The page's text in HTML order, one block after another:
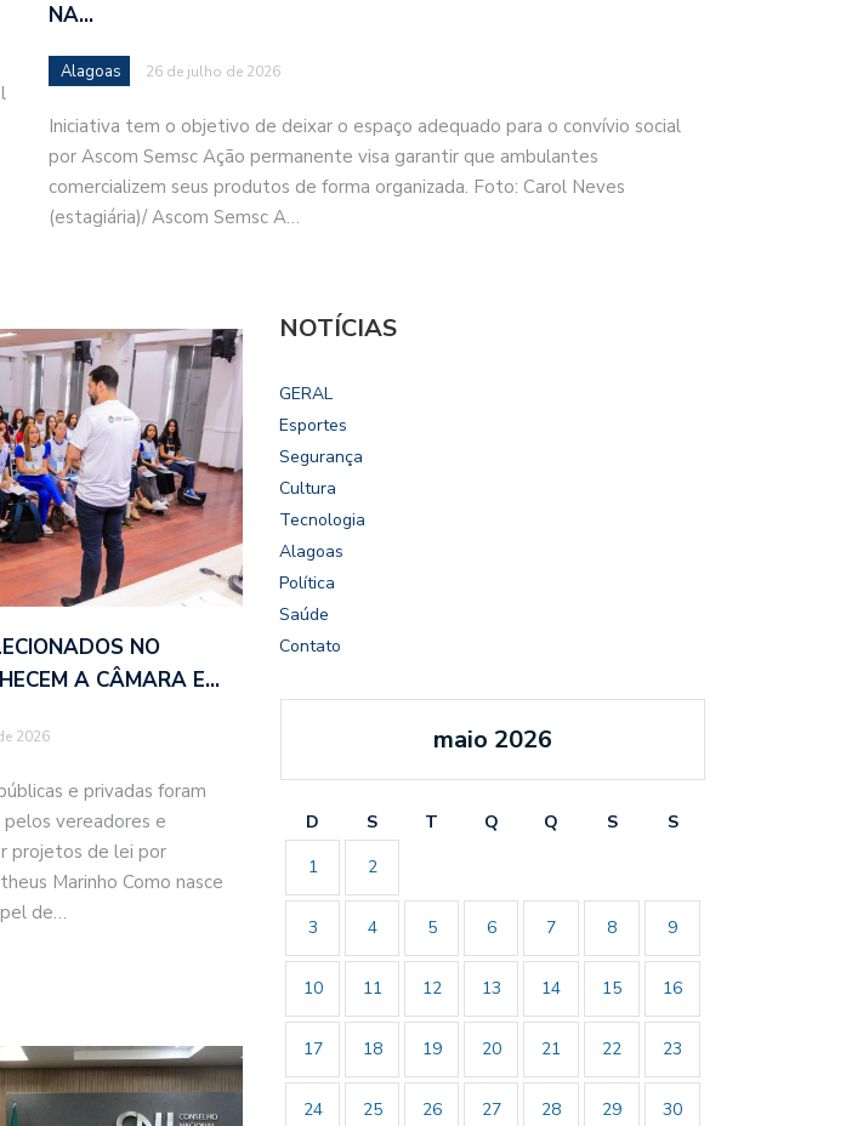
NA…
Alagoas 26 de julho de 2026
Iniciativa tem o objetivo de deixar o espaço adequado para o convívio social
por Ascom Semsc Ação permanente visa garantir que ambulantes
comercializem seus produtos de forma organizada. Foto: Carol Neves
(estagiária)/ Ascom Semsc A…
NO
A CÂMARA E…
2026
e privadas foram
vereadores e
projetos de lei por
Marinho Como nasce
de…
NOTÍCIAS
GERAL
Esportes
Segurança
Cultura
Tecnologia
Alagoas
Política
Saúde
Contato
maio 2026
D S T Q Q S
S
1
2
3 4 5 6 7 8 9
10 11 12 13 14 15 16
17 18 19 20 21 22 23
24 25 26 27 28 29 30